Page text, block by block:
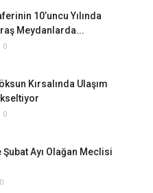
10’uncu Yılında
Meydanlarda...
0
Kırsalında Ulaşım
0
Şubat Ayı Olağan Meclisi
0